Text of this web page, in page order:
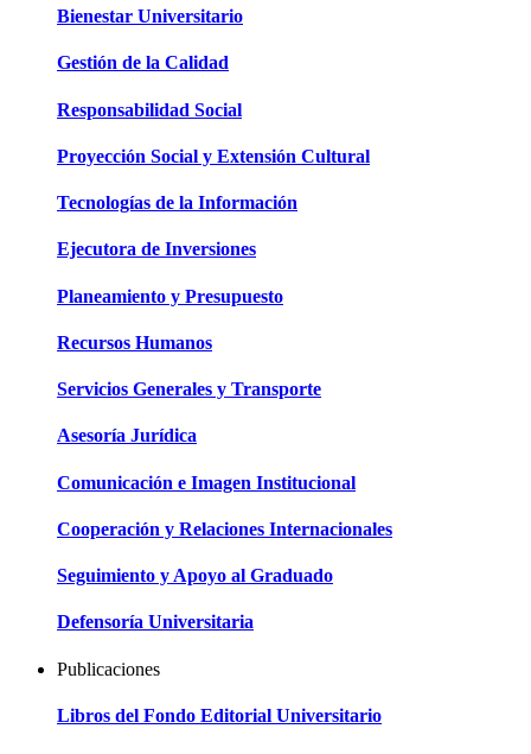
Bienestar Universitario
Gestión de la Calidad
Responsabilidad Social
Proyección Social y Extensión Cultural
Tecnologías de la Información
Ejecutora de Inversiones
Planeamiento y Presupuesto
Recursos Humanos
Servicios Generales y Transporte
Asesoría Jurídica
Comunicación e Imagen Institucional
Cooperación y Relaciones Internacionales
Seguimiento y Apoyo al Graduado
Defensoría Universitaria
Publicaciones
Libros del Fondo Editorial Universitario